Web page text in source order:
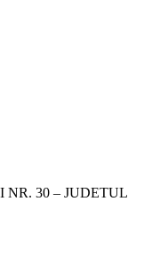
NR. 30 – JUDETUL